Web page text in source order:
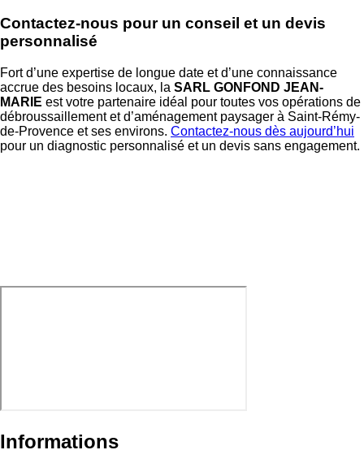
Contactez-nous pour un conseil et un devis
personnalisé
Fort d’une expertise de longue date et d’une connaissance
accrue des besoins locaux, la SARL GONFOND JEAN-
MARIE est votre partenaire idéal pour toutes vos opérations de
débroussaillement et d’aménagement paysager à Saint-Rémy-
de-Provence et ses environs. Contactez-nous dès aujourd’hui
pour un diagnostic personnalisé et un devis sans engagement.
Informations